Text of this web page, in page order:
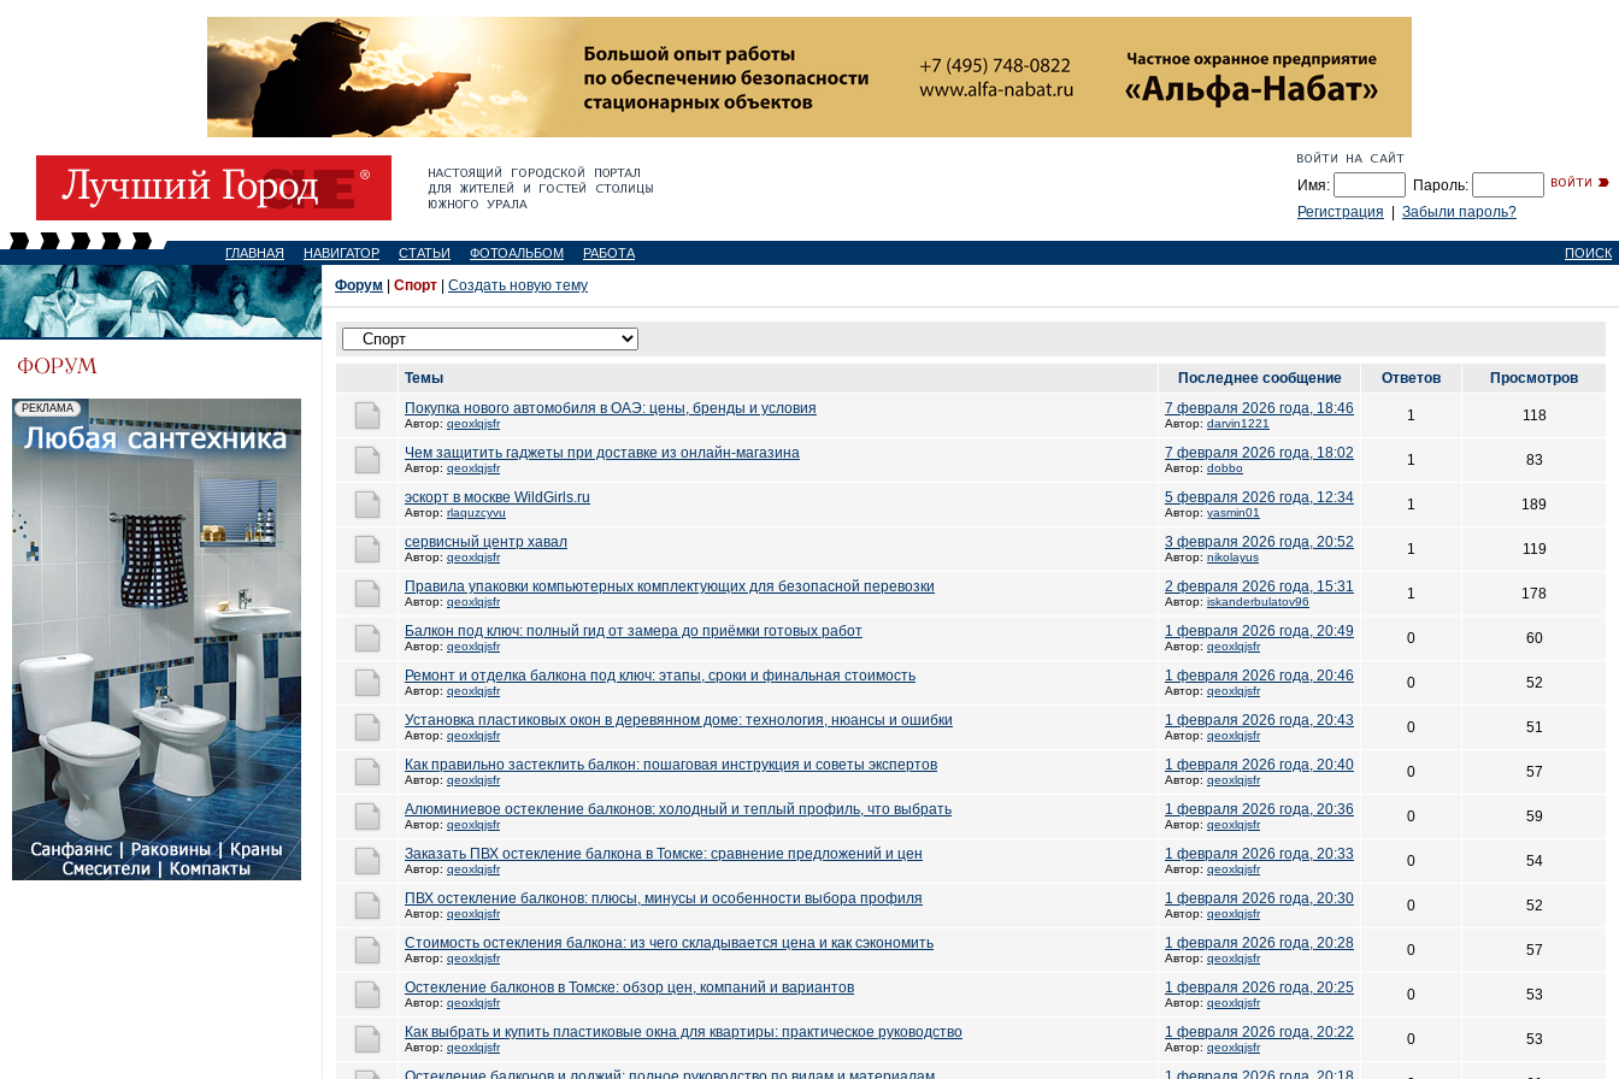
Имя:
Пароль:
Регистрация
Забыли пароль?
ГЛАВНАЯ НАВИГАТОР СТАТЬИ ФОТОАЛЬБОМ РАБОТА ПОИСК
Форум Спорт Создать новую тему
Темы Последнее сообщение Ответов
Просмотров
Покупка нового автомобиля в ОАЭ: цены, бренды и условия
Автор: qeoxlqjsfr
7 февраля 2026 года, 18:46
Автор: darvin1221 1 118
Чем защитить гаджеты при доставке из онлайн-магазина
Автор: qeoxlqjsfr
7 февраля 2026 года, 18:02
Автор: dobbo 1 83
эскорт в москве WildGirls.ru
Автор: rlaquzcyvu
5 февраля 2026 года, 12:34
Автор: yasmin01 1 189
сервисный центр хавал
Автор: qeoxlqjsfr
3 февраля 2026 года, 20:52
Автор: nikolayus 1 119
Правила упаковки компьютерных комплектующих для безопасной перевозки
Автор: qeoxlqjsfr
2 февраля 2026 года, 15:31
Автор: iskanderbulatov96 1 178
Балкон под ключ: полный гид от замера до приёмки готовых работ
Автор: qeoxlqjsfr
1 февраля 2026 года, 20:49
Автор: qeoxlqjsfr 0 60
Ремонт и отделка балкона под ключ: этапы, сроки и финальная стоимость
Автор: qeoxlqjsfr
1 февраля 2026 года, 20:46
Автор: qeoxlqjsfr 0 52
Установка пластиковых окон в деревянном доме: технология, нюансы и ошибки
Автор: qeoxlqjsfr
1 февраля 2026 года, 20:43
Автор: qeoxlqjsfr 0 51
Как правильно застеклить балкон: пошаговая инструкция и советы экспертов
Автор: qeoxlqjsfr
1 февраля 2026 года, 20:40
Автор: qeoxlqjsfr 0 57
Алюминиевое остекление балконов: холодный и теплый профиль, что выбрать
Автор: qeoxlqjsfr
1 февраля 2026 года, 20:36
Автор: qeoxlqjsfr 0 59
Заказать ПВХ остекление балкона в Томске: сравнение предложений и цен
Автор: qeoxlqjsfr
1 февраля 2026 года, 20:33
Автор: qeoxlqjsfr 0 54
ПВХ остекление балконов: плюсы, минусы и особенности выбора профиля
Автор: qeoxlqjsfr
1 февраля 2026 года, 20:30
Автор: qeoxlqjsfr 0 52
Стоимость остекления балкона: из чего складывается цена и как сэкономить
Автор: qeoxlqjsfr
1 февраля 2026 года, 20:28
Автор: qeoxlqjsfr 0 57
Остекление балконов в Томске: обзор цен, компаний и вариантов
Автор: qeoxlqjsfr
1 февраля 2026 года, 20:25
Автор: qeoxlqjsfr 0 53
Как выбрать и купить пластиковые окна для квартиры: практическое руководство
Автор: qeoxlqjsfr
1 февраля 2026 года, 20:22
Автор: qeoxlqjsfr 0 53